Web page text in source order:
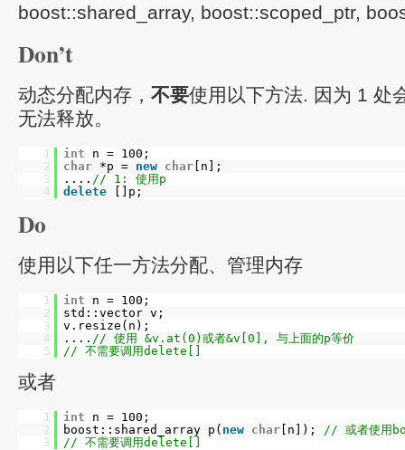
boost::shared_array, boost::scoped_ptr,
Don’t
动态分配内存， 不要使用以下方法. 因为 1 处
无法释放。
1 int
n = 100;
2
char *p = new char[n];
3
.... // 1: 使用p
4
delete []p;
Do
使用以下任一方法分配、管理内存
1 int
n = 100;
2
std::vector v;
3
v.resize(n);
4
.... // 使用 &v.at(0)或者&v[0], 与上面的p等价
5
// 不需要调用delete[]
或者
1 int
n = 100;
2
boost::shared_array p( new char[n]); // 或者使用
3
// 不需要调用delete[]